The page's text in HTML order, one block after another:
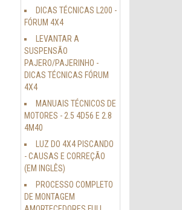
DICAS TÉCNICAS L200 -
FÓRUM 4X4
LEVANTAR A
SUSPENSÃO
PAJERO/PAJERINHO -
DICAS TÉCNICAS FÓRUM
4X4
MANUAIS TÉCNICOS DE
MOTORES - 2.5 4D56 E 2.8
4M40
LUZ DO 4X4 PISCANDO
- CAUSAS E CORREÇÃO
(EM INGLÊS)
PROCESSO COMPLETO
DE MONTAGEM